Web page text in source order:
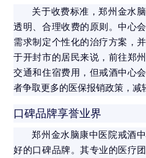
关于收费标准，郑州金水
透明、合理收费的原则。中心
需求制定个性化的治疗方案，
于开封市的居民来说，前往郑
交通和住宿费用，但戒酒中心
者争取更多的医保报销政策，减
口碑品牌享誉业界
郑州金水脑康中医院戒酒
好的口碑品牌。其专业的医疗